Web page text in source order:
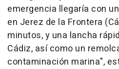
emergencia llegaría con
en Jerez de la Frontera
minutos, y una lancha
Cádiz, así como un
contaminación marina",